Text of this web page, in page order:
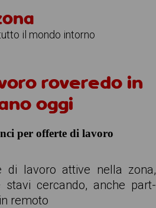
il mondo intorno
roveredo in
oggi
per offerte di lavoro
di lavoro attive nella zona,
cercando, anche part-
remoto